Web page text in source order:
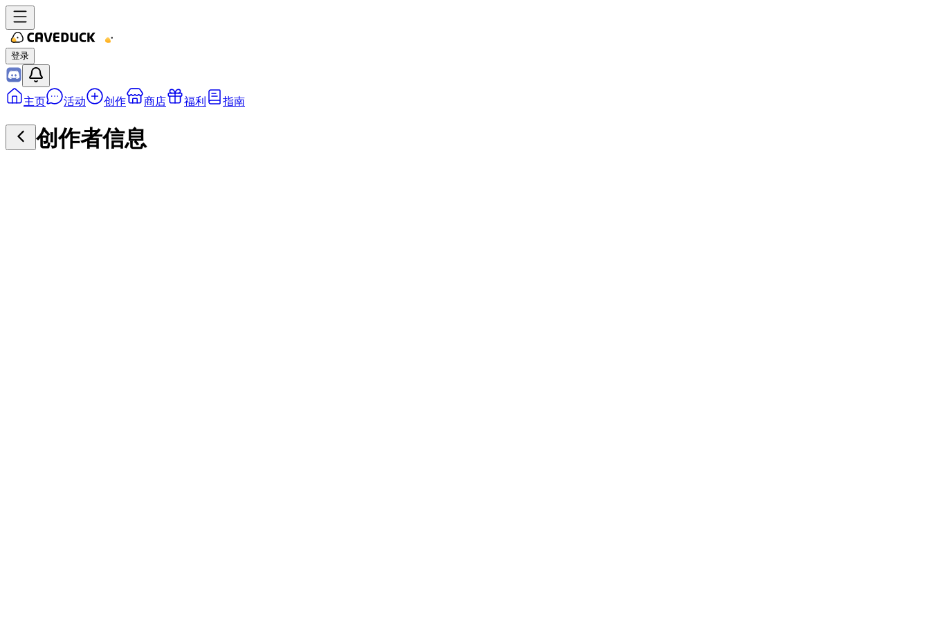
登录
主页 活动 创作 商店 福利 指南
创作者信息